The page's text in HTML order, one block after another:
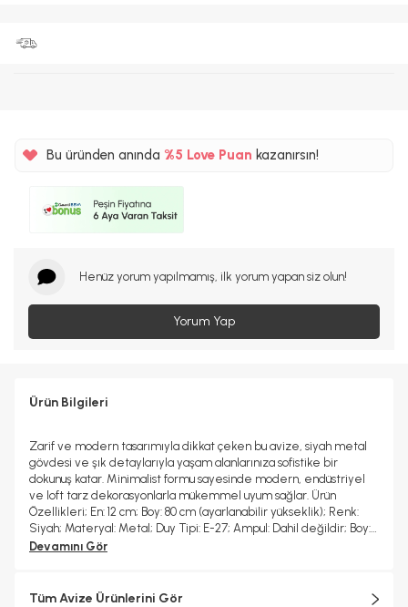
Bu üründen anında %5
%5
Love Puan kazanırsın!
Henüz yorum yapılmamış, ilk yorum yapan siz olun!
Yorum Yap
Ürün Bilgileri
Zarif ve modern tasarımıyla dikkat çeken bu avize, siyah metal
gövdesi ve şık detaylarıyla yaşam alanlarınıza sofistike bir
dokunuş katar. Minimalist formu sayesinde modern, endüstriyel
ve loft tarz dekorasyonlarla mükemmel uyum sağlar. Ürün
Özellikleri; En: 12 cm; Boy: 80 cm (ayarlanabilir yükseklik); Renk:
Siyah; Materyal: Metal; Duy Tipi: E-27; Ampul: Dahil değildir; Boy:
Ayarlanabilir; Garanti: 2 yıl
Devamını Gör
Tüm Avize Ürünlerini Gör